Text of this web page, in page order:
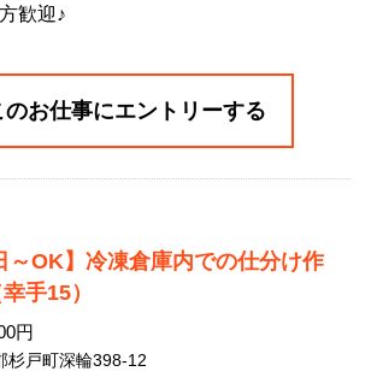
歓迎♪
のお仕事にエントリーする
～OK】冷凍倉庫内での仕分け作
手15）
円
杉戸町深輪398-12